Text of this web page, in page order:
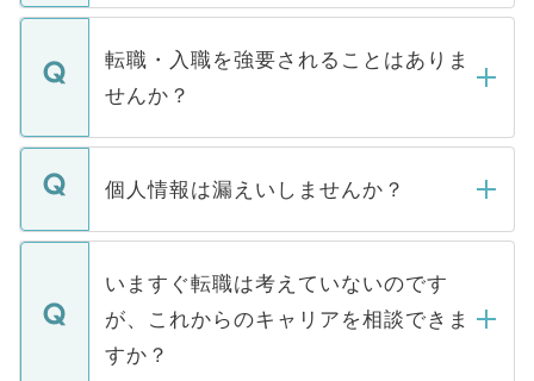
ます。通常、5営業日以内にはご連絡をせて
いただきますので、しばらくお待ちくださ
マイナビDOCTORで取り扱っている求人の
うち約3割は、Webサイトからご覧いただ
けない「非公開求人」です。非公開求人は
下記の理由によって、一般には公開してい
ません。
■応募殺到を避けるため 人気のある医療機
関を公にしてしまうと、応募が殺到する場
に、医療機関が求める条件に合った人材の
みを人材紹介会社に依頼するケースが増え
ています。
転職・入職を強要されることはありま
せんか？
転職・入職を強要することは一切ありませ
ん。また、仮に応募先から内定をいただい
定を承諾する必要はありません。内定先へ
の辞退の連絡はキャリアパートナーが行い
個人情報は漏えいしませんか？
個人情報が漏えいすることはありませんの
で、ご安心ください。当サイトからの登録
などで収集したご登録者様の個人情報は、
ご本人のキャリアアップおよび転職活動の
支援を目的に使用いたします。お預かりし
いますぐ転職は考えていないのです
が、これからのキャリアを相談できま
すか？